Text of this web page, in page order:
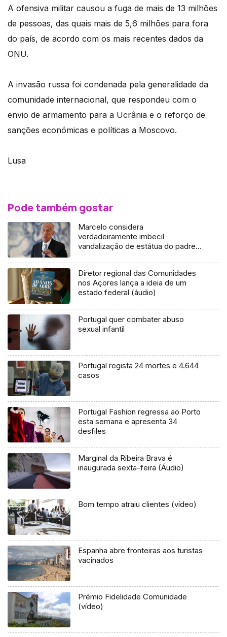
A ofensiva militar causou a fuga de mais de 13 milhões
de pessoas, das quais mais de 5,6 milhões para fora
do país, de acordo com os mais recentes dados da
ONU.
A invasão russa foi condenada pela generalidade da
comunidade internacional, que respondeu com o
envio de armamento para a Ucrânia e o reforço de
sanções económicas e políticas a Moscovo.
Lusa
Pode também gostar
Marcelo considera
verdadeiramente imbecil
vandalização de estátua do padre
Diretor regional das Comunidades
nos Açores lança a ideia de um
estado federal (áudio)
Portugal quer combater abuso
sexual infantil
Portugal regista 24 mortes e 4.644
casos
Portugal Fashion regressa ao Porto
esta semana e apresenta 34
desfiles
Marginal da Ribeira Brava é
inaugurada sexta-feira (Áudio)
Bom tempo atraiu clientes (vídeo)
Espanha abre fronteiras aos turistas
vacinados
Prémio Fidelidade Comunidade
(vídeo)